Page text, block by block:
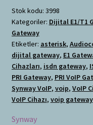
E1/T1
adet
Stok kodu: 3998
Kategoriler: Dijital E1/T1
Gateway
Etiketler: asterisk,
dijital gateway, E1
Cihazları, isdn gateway,
PRI Gateway, PRI VoIP
Synway VoIP, voip, VoIP
VoIP Cihazı, voip gateway
Synway